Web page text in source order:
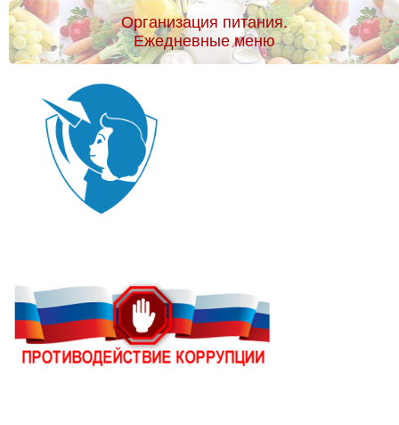
Организация питания.
Ежедневные меню